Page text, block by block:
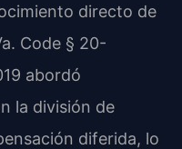
directo de
Code § 20-
abordó
la división de
diferida, lo